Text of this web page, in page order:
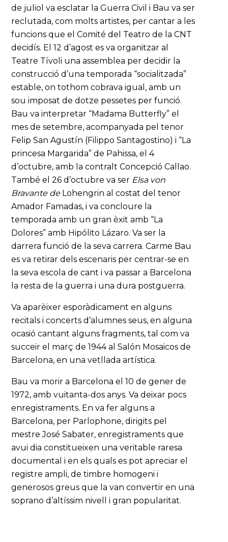
de juliol va esclatar la Guerra Civil i Bau va ser
reclutada, com molts artistes, per cantar a les
funcions que el Comité del Teatro de la CNT
decidís. El 12 d’agost es va organitzar al
Teatre Tívoli una assemblea per decidir la
construcció d’una temporada “socialitzada”
estable, on tothom cobrava igual, amb un
sou imposat de dotze pessetes per funció.
Bau va interpretar “Madama Butterfly” el
mes de setembre, acompanyada pel tenor
Felip San Agustín (Filippo Santagostino) i “La
princesa Margarida” de Pahissa, el 4
d’octubre, amb la contralt Concepció Callao.
També el 26 d’octubre va ser Elsa von
Bravante de Lohengrin al costat del tenor
Amador Famadas, i va concloure la
temporada amb un gran èxit amb “La
Dolores” amb Hipólito Lázaro. Va ser la
darrera funció de la seva carrera. Carme Bau
es va retirar dels escenaris per centrar-se en
la seva escola de cant i va passar a Barcelona
la resta de la guerra i una dura postguerra.
Va aparèixer esporàdicament en alguns
recitals i concerts d’alumnes seus, en alguna
ocasió cantant alguns fragments, tal com va
succeir el març de 1944 al Salón Mosaicos de
Barcelona, en una vetllada artística.
Bau va morir a Barcelona el 10 de gener de
1972, amb vuitanta-dos anys. Va deixar pocs
enregistraments. En va fer alguns a
Barcelona, per Parlophone, dirigits pel
mestre José Sabater, enregistraments que
avui dia constitueixen una veritable raresa
documental i en els quals es pot apreciar el
registre ampli, de timbre homogeni i
generosos greus que la van convertir en una
soprano d’altíssim nivell i gran popularitat.